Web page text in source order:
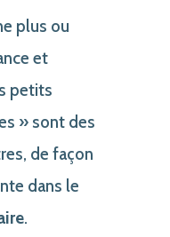
plus ou
et
petits
» sont des
de façon
dans le
.